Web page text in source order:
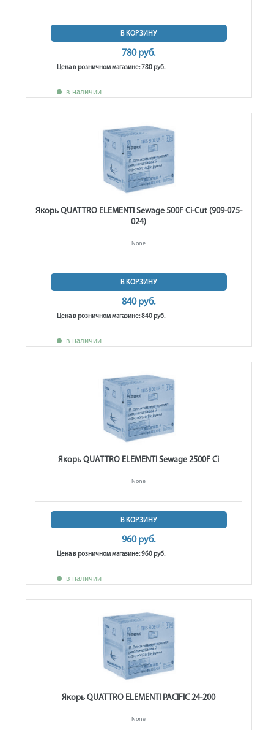
В КОРЗИНУ
780 руб.
Цена в розничном магазине: 780 руб.
в наличии
Якорь QUATTRO ELEMENTI Sewage 500F Ci-Cut (909-075-
024)
None
В КОРЗИНУ
840 руб.
Цена в розничном магазине: 840 руб.
в наличии
Якорь QUATTRO ELEMENTI Sewage 2500F Ci
None
В КОРЗИНУ
960 руб.
Цена в розничном магазине: 960 руб.
в наличии
Якорь QUATTRO ELEMENTI PACIFIC 24-200
None